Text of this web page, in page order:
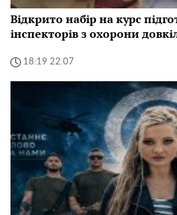
Відкрито набір на курс
інспекторів з охорони
18:19 22.07